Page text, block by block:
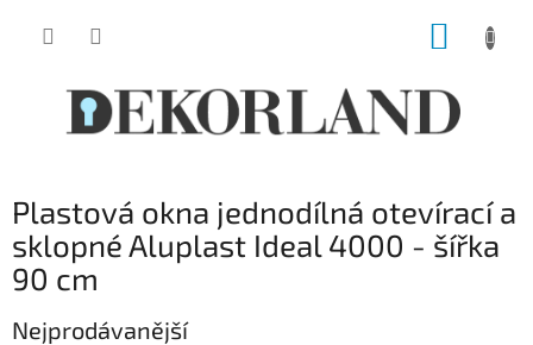
Plastová okna jednodílná otevírací a
sklopné Aluplast Ideal 4000 - šířka
90 cm
Nejprodávanější